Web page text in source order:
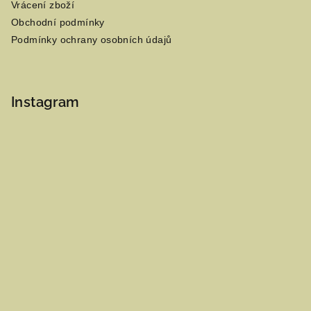
Vrácení zboží
Obchodní podmínky
Podmínky ochrany osobních údajů
Instagram